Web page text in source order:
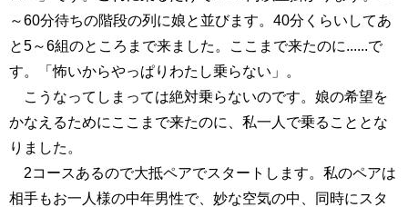
～60分待ちの階段の列に娘と並びます。40分くらいしてあ
と5～6組のところまで来ました。ここまで来たのに......で
す。「怖いからやっぱりわたし乗らない」。
こうなってしまっては絶対乗らないのです。娘の希望を
かなえるためにここまで来たのに、私一人で乗ることとな
りました。
2コースあるので大抵ペアでスタートします。私のペアは
相手もお一人様の中年男性で、妙な空気の中、同時にスタ